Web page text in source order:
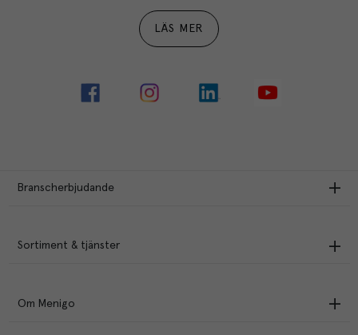
LÄS MER
Branscherbjudande
Sortiment & tjänster
Om Menigo